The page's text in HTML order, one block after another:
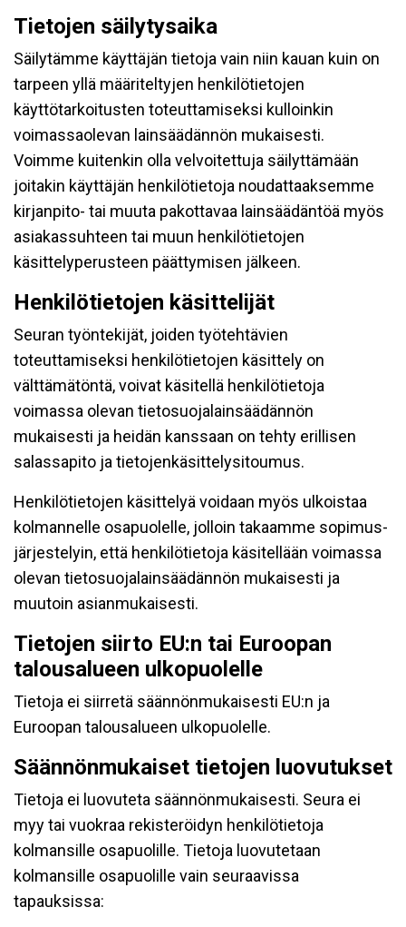
Tietojen säilytysaika
Säilytämme käyttäjän tietoja vain niin kauan kuin on
tarpeen yllä määriteltyjen henkilötietojen
käyttötarkoitusten toteuttamiseksi kulloinkin
voimassaolevan lainsäädännön mukaisesti.
Voimme kuitenkin olla velvoitettuja säilyttämään
joitakin käyttäjän henkilötietoja noudattaaksemme
kirjanpito- tai muuta pakottavaa lainsäädäntöä myös
asiakassuhteen tai muun henkilötietojen
käsittelyperusteen päättymisen jälkeen.
Henkilötietojen käsittelijät
Seuran työntekijät, joiden työtehtävien
toteuttamiseksi henkilötietojen käsittely on
välttämätöntä, voivat käsitellä henkilötietoja
voimassa olevan tietosuojalainsäädännön
mukaisesti ja heidän kanssaan on tehty erillisen
salassapito ja tietojenkäsittelysitoumus.
Henkilötietojen käsittelyä voidaan myös ulkoistaa
kolmannelle osapuolelle, jolloin takaamme sopimus-
järjestelyin, että henkilötietoja käsitellään voimassa
olevan tietosuojalainsäädännön mukaisesti ja
muutoin asianmukaisesti.
Tietojen siirto EU:n tai Euroopan
talousalueen ulkopuolelle
Tietoja ei siirretä säännönmukaisesti EU:n ja
Euroopan talousalueen ulkopuolelle.
Säännönmukaiset tietojen luovutukset
Tietoja ei luovuteta säännönmukaisesti. Seura ei
myy tai vuokraa rekisteröidyn henkilötietoja
kolmansille osapuolille. Tietoja luovutetaan
kolmansille osapuolille vain seuraavissa
tapauksissa: